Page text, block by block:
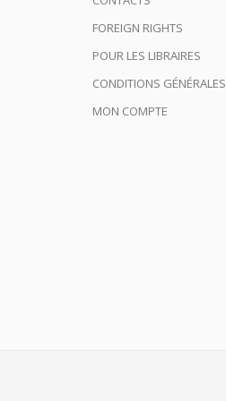
FOREIGN RIGHTS
POUR LES LIBRAIRES
CONDITIONS GÉNÉRALES
MON COMPTE